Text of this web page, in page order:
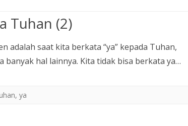
Tuhan (2)
adalah saat kita berkata “ya” kepada Tuhan,
banyak hal lainnya. Kita tidak bisa berkata ya…
, ya